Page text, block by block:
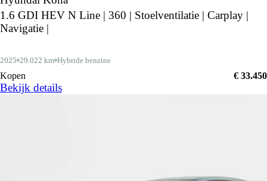
1.6 GDI HEV N Line | 360 | Stoelventilatie | Carplay |
Navigatie |
2025 29.022 km Hybride benzine
Kopen € 33.450
Bekijk details